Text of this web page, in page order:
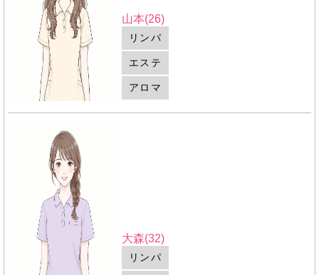
山本(26)
リンパ
エステ
アロマ
大森(32)
リンパ